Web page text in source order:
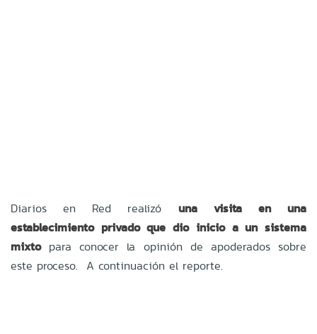
Diarios en Red realizó una visita en una
establecimiento privado que dio inicio a un sistema
mixtopara conocer la opinión de apoderados sobre
este proceso. A continuación el reporte.